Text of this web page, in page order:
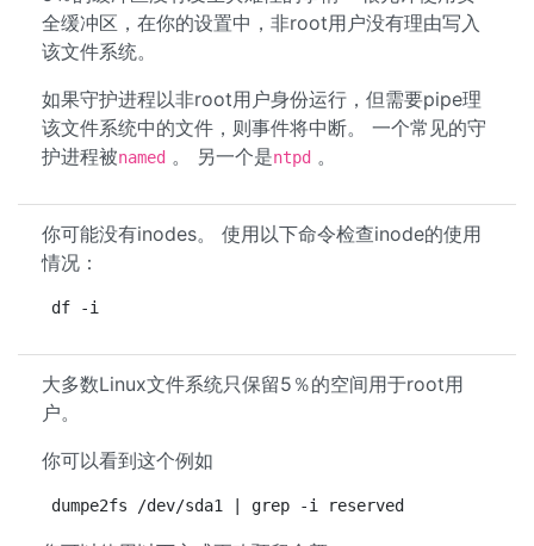
全缓冲区，在你的设置中，非root用户没有理由写入
该文件系统。
如果守护进程以非root用户身份运行，但需要pipe理
该文件系统中的文件，则事件将中断。 一个常见的守
护进程被named 。 另一个是ntpd 。
你可能没有inodes。 使用以下命令检查inode的使用
情况：
df -i
大多数Linux文件系统只保留5％的空间用于root用
户。
你可以看到这个例如
dumpe2fs /dev/sda1 | grep -i reserved